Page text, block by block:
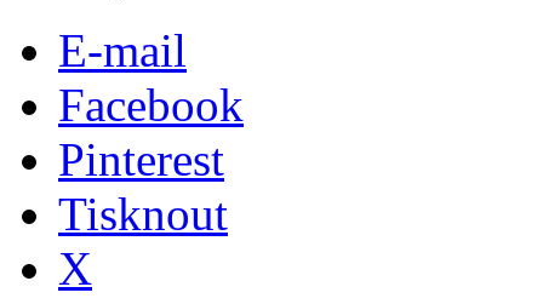
E-mail
Facebook
Pinterest
Tisknout
X